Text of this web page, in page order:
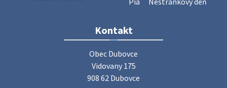
Zájazd do Veľkého Medera
Základná organizácia Únie žien Slovenska Dubovce
srdečne pozýva svoje členky, ich rodinných príslušníkov aj
priateľov na jednodňový zájazd na termálne kúpalisko
Kontakt
Obec Dubovce
Vidovany 175
908 62 Dubovce